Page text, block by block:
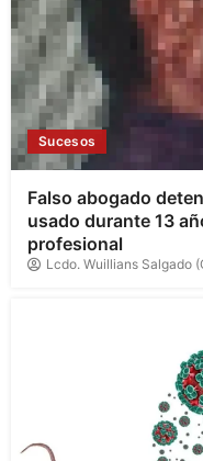
Sucesos
Falso abogado
usado durante 13
profesional
Lcdo. Wuillians Salgado